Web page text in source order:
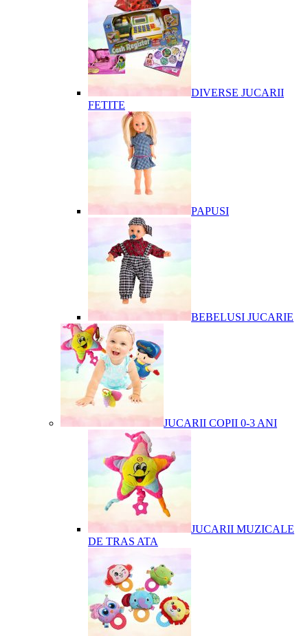
DIVERSE JUCARII
FETITE
PAPUSI
BEBELUSI JUCARIE
JUCARII COPII 0-3 ANI
JUCARII MUZICALE
DE TRAS ATA